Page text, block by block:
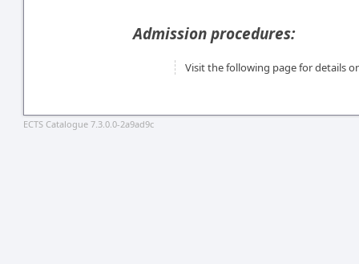
Admission procedures:
Visit the following page for details
ECTS Catalogue 7.3.0.0-2a9ad9c